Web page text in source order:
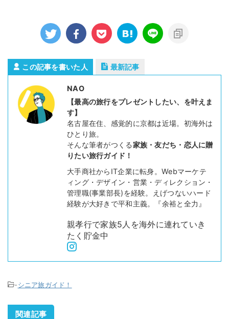
この記事を書いた人 最新記事
NAO
【最高の旅行をプレゼントしたい、を叶えま
す】
名古屋在住、感覚的に京都は近場。初海外は
ひとり旅。
そんな筆者がつくる家族・友だち・恋人に贈
りたい旅行ガイド！
大手商社からIT企業に転身。Webマーケテ
ィング・デザイン・営業・ディレクション・
管理職(事業部長)を経験。えげつないハード
経験が大好きで平和主義。『余裕と全力』
親孝行で家族5人を海外に連れていき
たく貯金中
-シニア旅ガイド！
関連記事